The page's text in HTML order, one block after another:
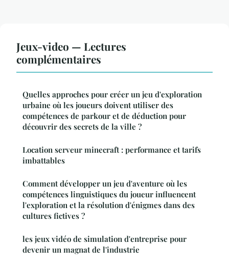
Jeux-video — Lectures
complémentaires
Quelles approches pour créer un jeu d'exploration
urbaine où les joueurs doivent utiliser des
compétences de parkour et de déduction pour
découvrir des secrets de la ville ?
Location serveur minecraft : performance et tarifs
imbattables
Comment développer un jeu d'aventure où les
compétences linguistiques du joueur influencent
l'exploration et la résolution d'énigmes dans des
cultures fictives ?
les jeux vidéo de simulation d'entreprise pour
devenir un magnat de l'industrie